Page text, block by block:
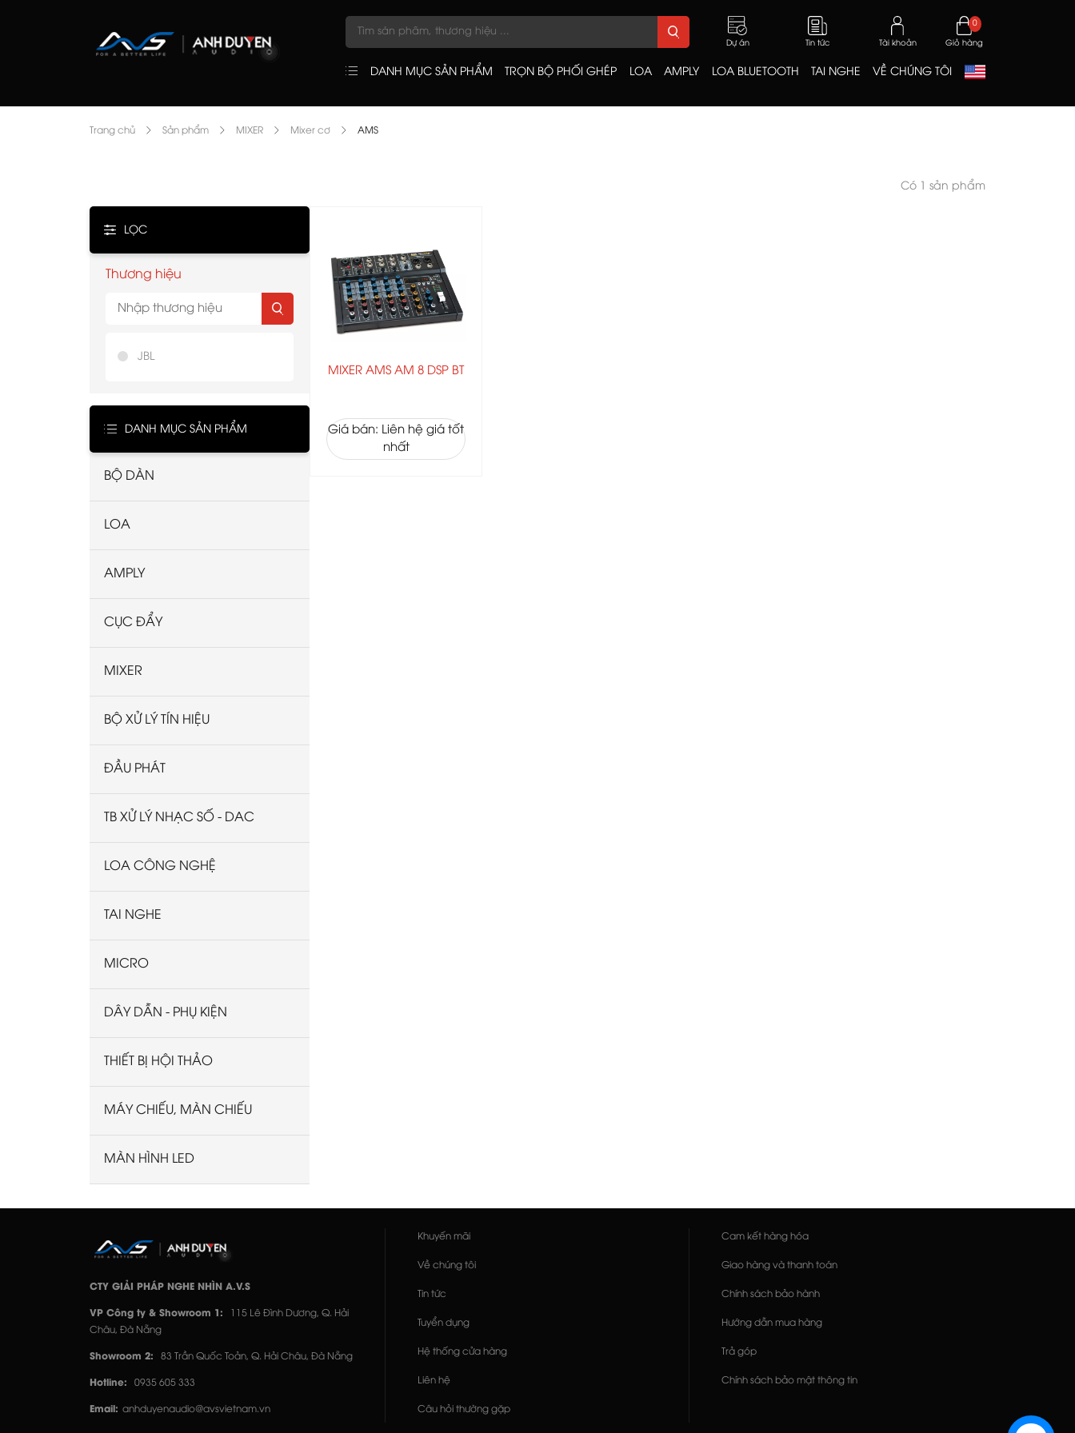
Dự án Tin tức Tài khoản Giỏ hàng
0
DANH MỤC SẢN PHẨM TRỌN BỘ PHỐI GHÉP LOA AMPLY LOA BLUETOOTH TAI NGHE VỀ CHÚNG TÔI
Trang chủ Sản phẩm MIXER Mixer cơ AMS
LỌC
Thương hiệu
JBL
DANH MỤC SẢN PHẨM
BỘ DÀN
LOA
AMPLY
CỤC ĐẨY
MIXER
BỘ XỬ LÝ TÍN HIỆU
ĐẦU PHÁT
TB XỬ LÝ NHẠC SỐ - DAC
LOA CÔNG NGHỆ
TAI NGHE
MICRO
DÂY DẪN - PHỤ KIỆN
THIẾT BỊ HỘI THẢO
MÁY CHIẾU, MÀN CHIẾU
MÀN HÌNH LED
Có 1 sản phẩm
MIXER AMS AM 8 DSP BT
Giá bán: Liên hệ giá tốt
nhất
CTY GIẢI PHÁP NGHE NHÌN A.V.S
VP Công ty & Showroom 1:
115 Lê Đình Dương, Q. Hải
Châu, Đà Nẵng
Showroom 2: 83 Trần Quốc Toản, Q. Hải Châu, Đà Nẵng
Hotline: 0935 605 333
Email: anhduyenaudio@avsvietnam.vn
Khuyến mãi
Về chúng tôi
Tin tức
Tuyển dụng
Hệ thống cửa hàng
Liên hệ
Câu hỏi thường gặp
Cam kết hàng hóa
Giao hàng và thanh toán
Chính sách bảo hành
Hướng dẫn mua hàng
Trả góp
Chính sách bảo mật thông tin